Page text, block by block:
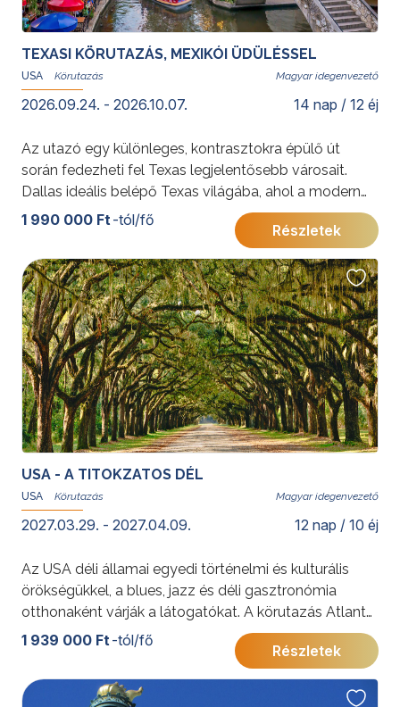
TEXASI KÖRUTAZÁS, MEXIKÓI ÜDÜLÉSSEL
USA Magyar idegenvezető
2026.09.24. - 2026.10.07. 14 nap / 12 éj
Az utazó egy különleges, kontrasztokra épülő út
során fedezheti fel Texas legjelentősebb városait.
Dallas ideális belépő Texas világába, ahol a modern
nagyvárosi élet és a hagyományos cowboy-kultúra
találkozik. Az aktív programokkal töltött napokat
követően a Baja California félsziget egyik
legismertebb üdülőhelyén pihenhetnek az utazók.
Cabo San Lucas lenyűgöző természeti adottságai,
aranyszínű strandjai és kristálytiszta vizei ideális
környezetet biztosítanak a feltöltődéshez. A
szabadidő fakultatív programokkal, hajós
kirándulásokkal vagy teljes kikapcsolódással tölthető.
További érdekességekért az Amerikai Egyesült
Államokról kattintson ide.
Programunkat
Gyémánt Balázs
idegenvezető, utazó blogger és hivatásos világutazó
teszi teljessé, aki helyismeretével és tapasztalatával
biztosítja.
1 990 000 Ft -tól/fő
Részletek
USA - A TITOKZATOS DÉL
USA Magyar idegenvezető
2027.03.29. - 2027.04.09. 12 nap / 10 éj
Az USA déli államai egyedi történelmi és kulturális
örökségükkel, a blues, jazz és déli gasztronómia
otthonaként várják a látogatókat. A körutazás Atlanta,
St. Augustine, a legendás ültetvények és New Orleans
színes világán keresztül mutatja be Dixie varázsát és
gazdag múltját.
További érdekességekért az Amerikai Egyesült
1 939 000 Ft -tól/fő
Részletek